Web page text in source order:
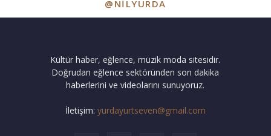
@NILYURDA
Kültür haber, eğlence, müzik moda sitesidir.
Doğrudan eğlence sektöründen son dakika
haberlerini ve videolarını sunuyoruz.
İletişim: yurdayurtseven@gmail.com